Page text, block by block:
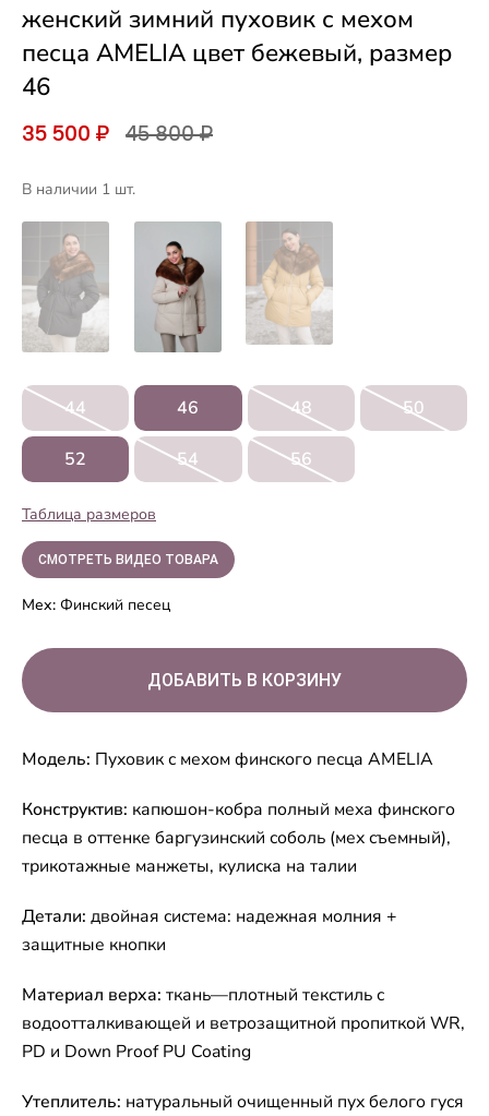
женский зимний пуховик с мехом
песца AMELIA цвет бежевый, размер
46
35 500 ₽ 45 800 ₽
В наличии 1 шт.
44 46 48 50
52 54 56
Таблица размеров
СМОТРЕТЬ ВИДЕО ТОВАРА
Мех: Финский песец
Модель: Пуховик с мехом финского песца AMELIA
Конструктив: капюшон-кобра полный меха финского
песца в оттенке баргузинский соболь (мех съемный),
трикотажные манжеты, кулиска на талии
Детали: двойная система: надежная молния +
защитные кнопки
Материал верха: ткань—плотный текстиль с
водоотталкивающей и ветрозащитной пропиткой WR,
PD и Down Proof PU Coating
Утеплитель: натуральный очищенный пух белого гуся